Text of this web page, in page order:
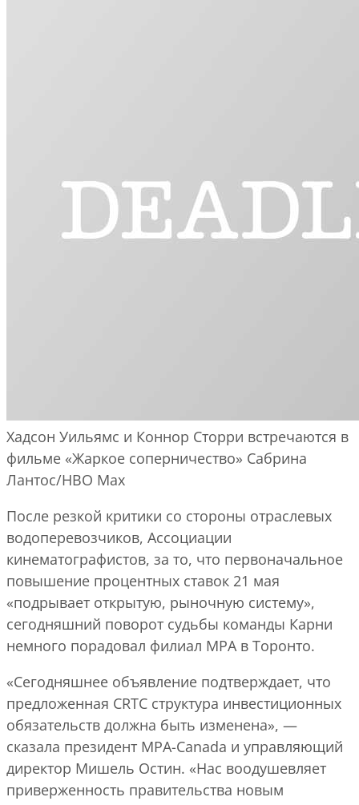
Хадсон Уильямс и Коннор Сторри встречаются в
фильме «Жаркое соперничество» Сабрина
Лантос/HBO Max
После резкой критики со стороны отраслевых
водоперевозчиков, Ассоциации
кинематографистов, за то, что первоначальное
повышение процентных ставок 21 мая
«подрывает открытую, рыночную систему»,
сегодняшний поворот судьбы команды Карни
немного порадовал филиал MPA в Торонто.
«Сегодняшнее объявление подтверждает, что
предложенная CRTC структура инвестиционных
обязательств должна быть изменена», —
сказала президент MPA-Canada и управляющий
директор Мишель Остин. «Нас воодушевляет
приверженность правительства новым